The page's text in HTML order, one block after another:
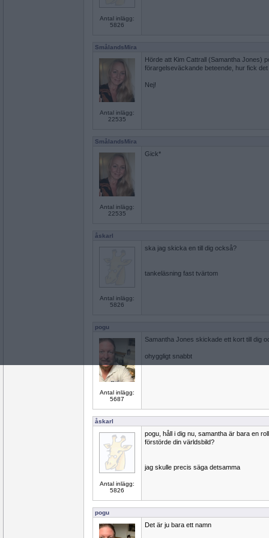
Antal inlägg:
5826
SmålandsMira
Antal inlägg:
22535
Hörde att Kim Cattrall (Samantha Jones)
förargelseväckande beteende, hur fick det
Nej!
SmålandsMira
Antal inlägg:
22535
Gick*
åskarl
Antal inlägg:
5826
ska jag skicka en till dig också?
tankeläsning fast tvärtom
pogu
Antal inlägg:
5687
Samantha Jones skickade ett kort till dig
ohyggligt snabbt
åskarl
Antal inlägg:
5826
pogu, håll i dig nu, samantha är bara en
förstörde din världsbild?
jag skulle precis säga detsamma
pogu
Det är ju bara ett namn